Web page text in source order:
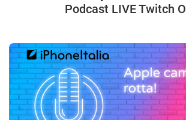
Podcast LIVE Twitch